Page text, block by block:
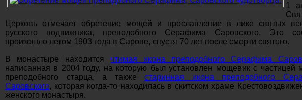
1
Церковь отмечает обретение мощей и прославление в лике святых
русского подвижника, преподобного Серафима Саровского. Это
произошло летом 1903 года в Сарове, спустя 70 лет после смерти святого.
В монастыре находится чтимая икона преподобного Серафима
написанная в 2004 году, на которую был установлен мощевик с частицей
преподобного старца, а такжестаринная икона преподобного
Саровского, которая когда-то находилась в скитском храме
женского монастыря.